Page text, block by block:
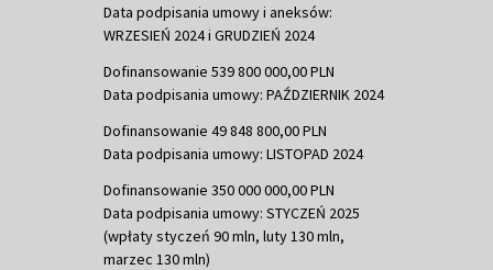
Data podpisania umowy i aneksów:
WRZESIEŃ 2024 i GRUDZIEŃ 2024
Dofinansowanie 539 800 000,00 PLN
Data podpisania umowy: PAŹDZIERNIK 2024
Dofinansowanie 49 848 800,00 PLN
Data podpisania umowy: LISTOPAD 2024
Dofinansowanie 350 000 000,00 PLN
Data podpisania umowy: STYCZEŃ 2025
(wpłaty styczeń 90 mln, luty 130 mln,
marzec 130 mln)